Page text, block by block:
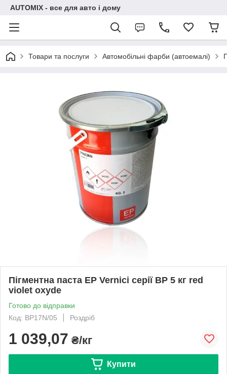
AUTOMIX - все для авто і дому
Товари та послуги Автомобільні фарби (автоемалі)
Пігментна паста EP Vernici серії BP 5 кг red
violet oxyde
Готово до відправки
Код: BP17N/05
Роздріб
1 039,07 ₴/кг
Купити